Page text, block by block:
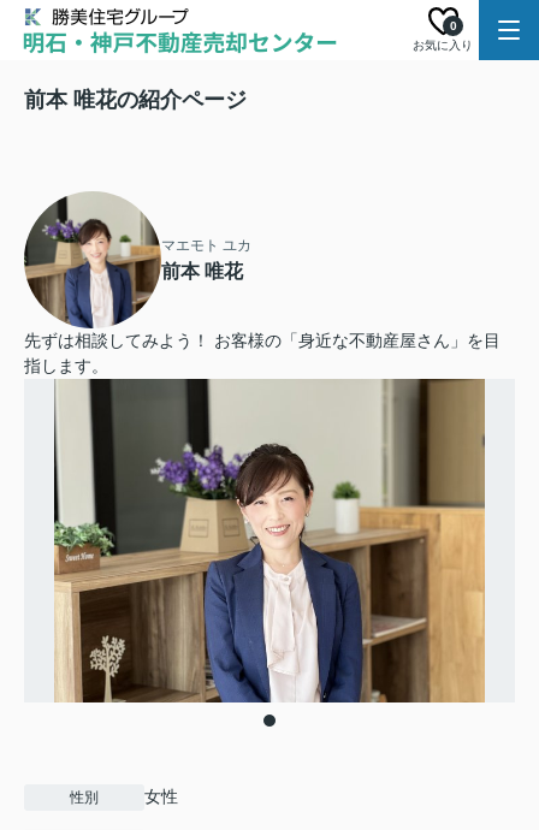
お気に入り
0
前本 唯花の紹介ページ
マエモト ユカ
前本 唯花
先ずは相談してみよう！ お客様の「身近な不動産屋さん」を目
指します。
性別 女性